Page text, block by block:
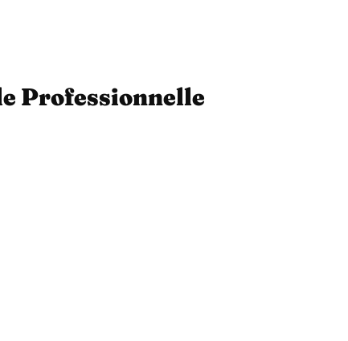
Professionnelle